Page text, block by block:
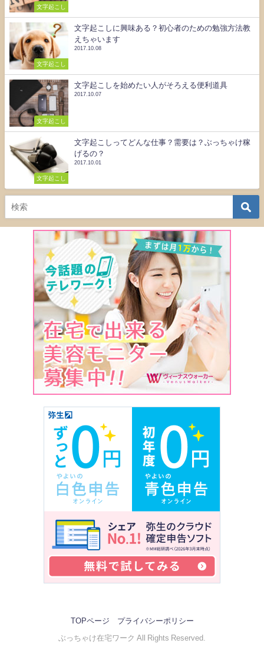
文字起こし
文字起こし
文字起こしに興味ある？初心者のための勉強方法教
えちゃいます
2017.10.08
文字起こし
文字起こしを始めたい人がそろえる便利道具
2017.10.07
文字起こし
文字起こしってどんな仕事？需要は？ぶっちゃけ稼
げるの？
2017.10.01
TOPページ プライバシーポリシー
ぶっちゃけ在宅ワーク All Rights Reserved.